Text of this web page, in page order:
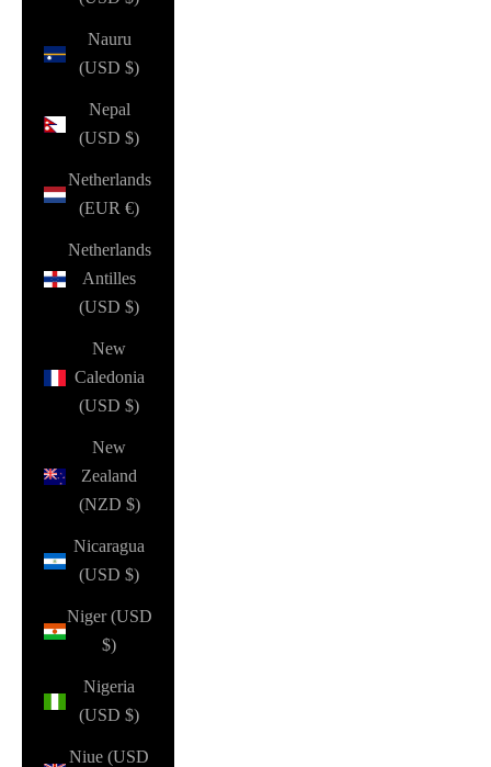
Nauru
(USD $)
Nepal
(USD $)
Netherlands
(EUR €)
Netherlands
Antilles
(USD $)
New
Caledonia
(USD $)
New
Zealand
(NZD $)
Nicaragua
(USD $)
Niger (USD
$)
Nigeria
(USD $)
Niue (USD